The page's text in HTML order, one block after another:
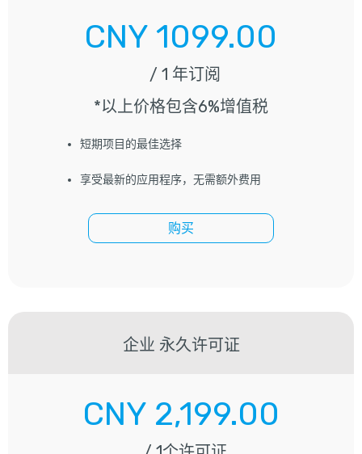
CNY 1099.00
/ 1 年订阅
*以上价格包含6%增值税
短期项目的最佳选择
享受最新的应用程序，无需额外费用
购买
企业 永久许可证
CNY 2,199.00